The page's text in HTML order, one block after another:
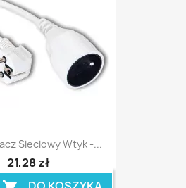
Sieciowy Wtyk -...
21,28 zł